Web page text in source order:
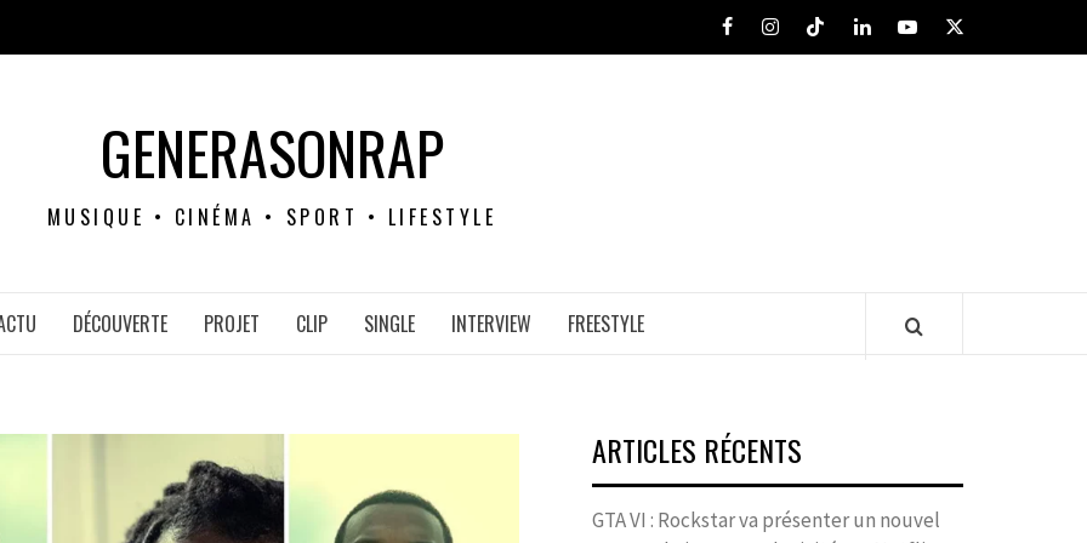
FacebookInstagram
TiktokLinkedInYoutube
X
GENERASONRAP
MUSIQUE • CINÉMA • SPORT • LIFESTYLE
DÉCOUVERTE PROJET CLIP SINGLE INTERVIEW FREESTYLE
ARTICLES RÉCENTS
GTA VI : Rockstar va présenter un nouvel